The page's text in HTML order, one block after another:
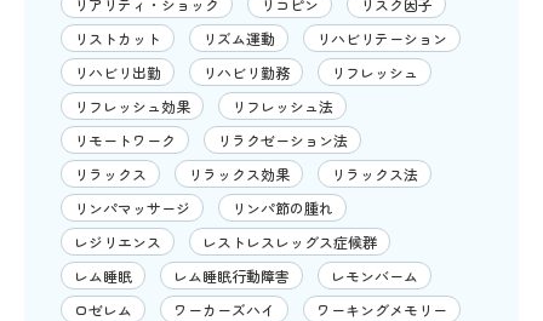
リアリティ・ショック
リコピン
リスク因子
リストカット
リズム運動
リハビリテーション
リハビリ出勤
リハビリ勤務
リフレッシュ
リフレッシュ効果
リフレッシュ法
リモートワーク
リラクゼーション法
リラックス
リラックス効果
リラックス法
リンパマッサージ
リンパ節の腫れ
レジリエンス
レストレスレッグス症候群
レム睡眠
レム睡眠行動障害
レモンバーム
ロゼレム
ワーカーズハイ
ワーキングメモリー